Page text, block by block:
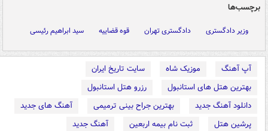
برچسب‌ها
وزیر دادگستری دادگستری تهران قوه قضاییه سید ابراهیم رئیسی
آپ آهنگ موزیک شاه
سایت تاریخ ایران
بهترین هتل های استانبول
رزرو هتل استانبول
دانلود آهنگ جدید
بهترین جراح بینی ترمیمی
آهنگ های جدید
پرشین هتل
ثبت نام بیمه اربعین
آهنگ جدید